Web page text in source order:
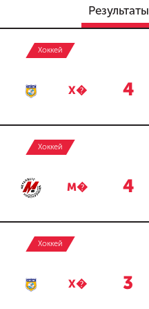
Результаты
Хоккей
Х� 4
Хоккей
М� 4
Хоккей
Х� 3